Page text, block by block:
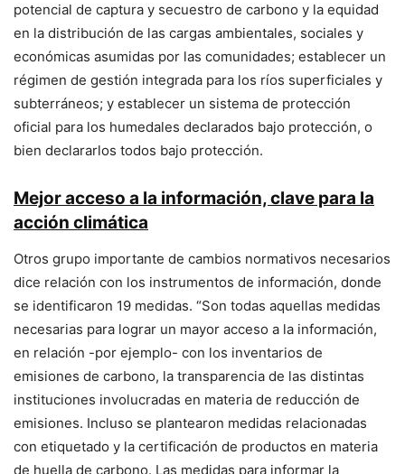
potencial de captura y secuestro de carbono y la equidad
en la distribución de las cargas ambientales, sociales y
económicas asumidas por las comunidades; establecer un
régimen de gestión integrada para los ríos superficiales y
subterráneos; y establecer un sistema de protección
oficial para los humedales declarados bajo protección, o
bien declararlos todos bajo protección.
Mejor acceso a la información, clave para la
acción climática
Otros grupo importante de cambios normativos necesarios
dice relación con los instrumentos de información, donde
se identificaron 19 medidas. “Son todas aquellas medidas
necesarias para lograr un mayor acceso a la información,
en relación -por ejemplo- con los inventarios de
emisiones de carbono, la transparencia de las distintas
instituciones involucradas en materia de reducción de
emisiones. Incluso se plantearon medidas relacionadas
con etiquetado y la certificación de productos en materia
de huella de carbono. Las medidas para informar la